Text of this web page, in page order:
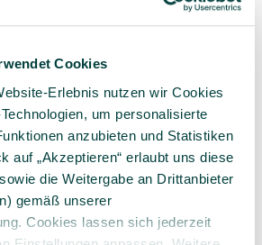
Cookies
Erlebnis nutzen wir Cookies
um personalisierte
anzubieten und Statistiken
auf „Akzeptieren“ erlaubt uns diese
die Weitergabe an Drittanbieter
gemäß unserer
Cookies lassen sich jederzeit
individuelle Beratung
1-3 Werktage Lieferzeit
bei Versand aus dem